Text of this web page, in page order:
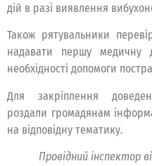
дій в разі виявлення
Також рятувальники
надавати першу медичну
необхідності допомоги
Для закріплення
роздали громадянам
на відповідну тематику.
Провідний інспектор